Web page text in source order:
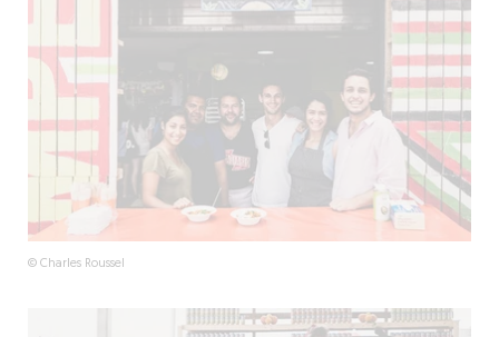
© Charles Roussel